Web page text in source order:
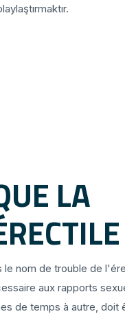
LA
nom de trouble de
aux rapports
de temps à autre, doit